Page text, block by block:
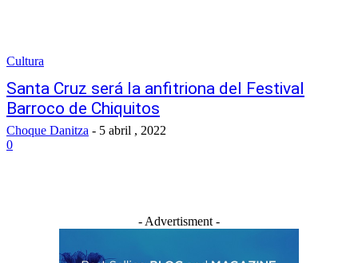
Cultura
Santa Cruz será la anfitriona del Festival
Barroco de Chiquitos
Choque Danitza - 5 abril , 2022
0
- Advertisment -